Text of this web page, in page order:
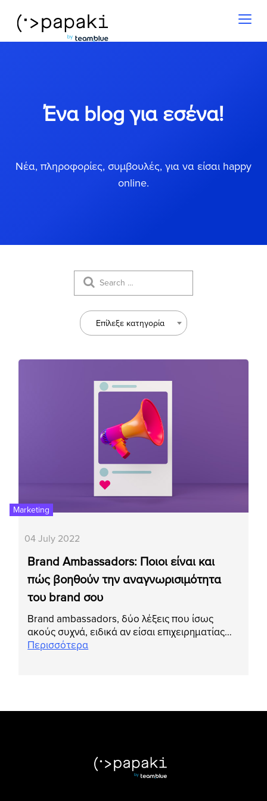
Ένα blog για εσένα!
Νέα, πληροφορίες, συμβουλές, για να είσαι happy
online.
Επίλεξε κατηγορία
Marketing
04 July 2022
Brand Ambassadors: Ποιοι είναι και
πώς βοηθούν την αναγνωρισιμότητα
του brand σου
Brand ambassadors, δύο λέξεις που ίσως
ακούς συχνά, ειδικά αν είσαι επιχειρηματίας…
Περισσότερα